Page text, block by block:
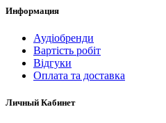
Информация
Аудіобренди
Вартість робіт
Відгуки
Оплата та доставка
Личный Кабинет